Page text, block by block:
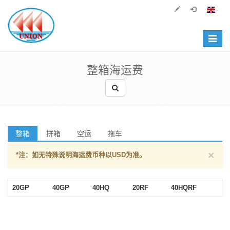
Toggle
整箱海运费
整箱 拼箱 空运 拖车
×
*注：如无特殊说明海运费币种以USD为准。
20GP 40GP 40HQ 20RF 40HQRF